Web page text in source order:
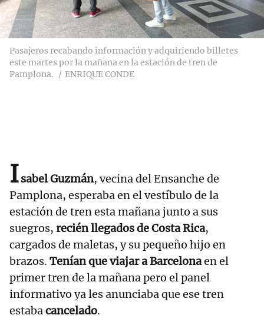
Pasajeros recabando información y adquiriendo billetes
este martes por la mañana en la estación de tren de
Pamplona.
ENRIQUE CONDE
Isabel Guzmán, vecina del Ensanche de
Pamplona, esperaba en el vestíbulo de la
estación de tren esta mañana junto a sus
suegros, recién llegados de Costa Rica,
cargados de maletas, y su pequeño hijo en
brazos. Tenían que viajar a Barcelonaen el
primer tren de la mañana pero el panel
informativo ya les anunciaba que ese tren
estabacancelado.